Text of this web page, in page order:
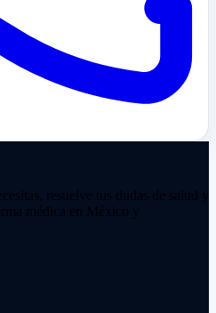
resuelve tus dudas de salud y
médica en México y